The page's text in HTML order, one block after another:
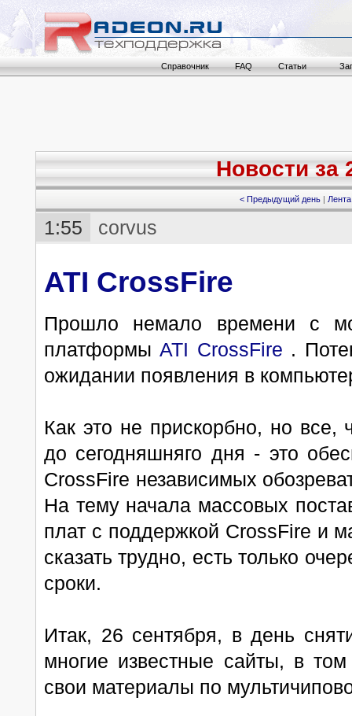
Справочник FAQ Статьи
Новости за
< Предыдущий день | Лента
1:55 corvus
ATI CrossFire
Прошло немало времени с
платформыATI CrossFire .
ожидании появления в
Как это не прискорбно, но все,
до сегодняшняго дня - это
CrossFire независимых
На тему начала массовых
плат с поддержкой CrossFire и
сказать трудно, есть только
сроки.
Итак, 26 сентября, в день
многие известные сайты, в
свои материалы по